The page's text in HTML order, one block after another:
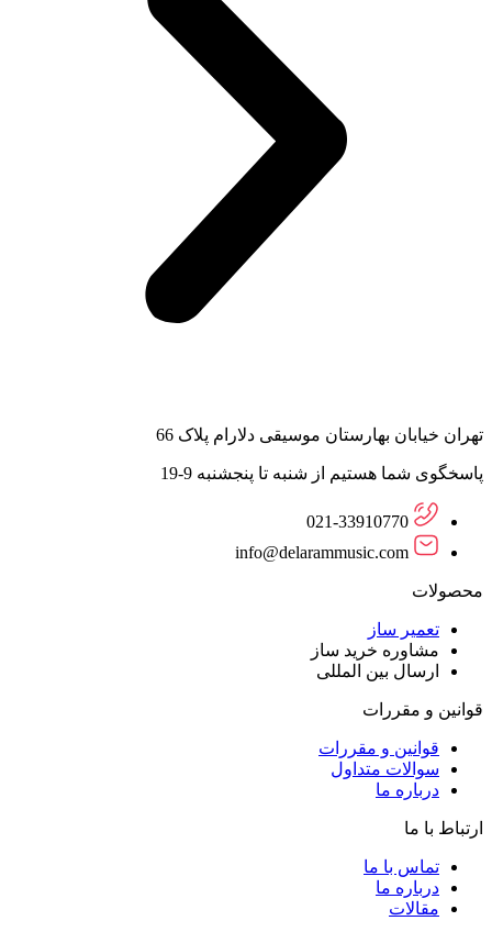
تهران خیابان بهارستان موسیقی دلارام پلاک 66
پاسخگوی شما هستیم از شنبه تا پنجشنبه 9-19
021-33910770
info@delarammusic.com
محصولات
تعمیر ساز
مشاوره خرید ساز
ارسال بین المللی
قوانین و مقررات
قوانین و مقررات
سوالات متداول
درباره ما
ارتباط با ما
تماس با ما
درباره ما
مقالات